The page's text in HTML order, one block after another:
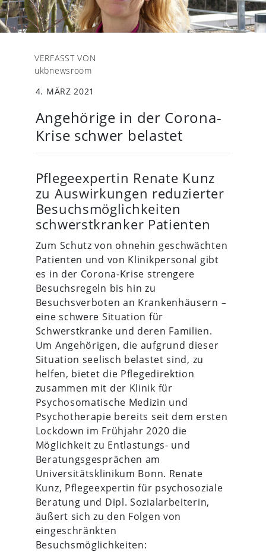
VERFASST VON
ukbnewsroom
4. MÄRZ 2021
Angehörige in der Corona-
Krise schwer belastet
Pflegeexpertin Renate Kunz
zu Auswirkungen reduzierter
Besuchsmöglichkeiten
schwerstkranker Patienten
Zum Schutz von ohnehin geschwächten
Patienten und von Klinikpersonal gibt
es in der Corona-Krise strengere
Besuchsregeln bis hin zu
Besuchsverboten an Krankenhäusern –
eine schwere Situation für
Schwerstkranke und deren Familien.
Um Angehörigen, die aufgrund dieser
Situation seelisch belastet sind, zu
helfen, bietet die Pflegedirektion
zusammen mit der Klinik für
Psychosomatische Medizin und
Psychotherapie bereits seit dem ersten
Lockdown im Frühjahr 2020 die
Möglichkeit zu Entlastungs- und
Beratungsgesprächen am
Universitätsklinikum Bonn. Renate
Kunz, Pflegeexpertin für psychosoziale
Beratung und Dipl. Sozialarbeiterin,
äußert sich zu den Folgen von
eingeschränkten
Besuchsmöglichkeiten: